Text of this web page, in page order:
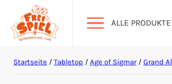
ALLE PRODUKTE
Aktion Hoher Spielwert
Startseite / Tabletop / Age of Sigmar/ Grand